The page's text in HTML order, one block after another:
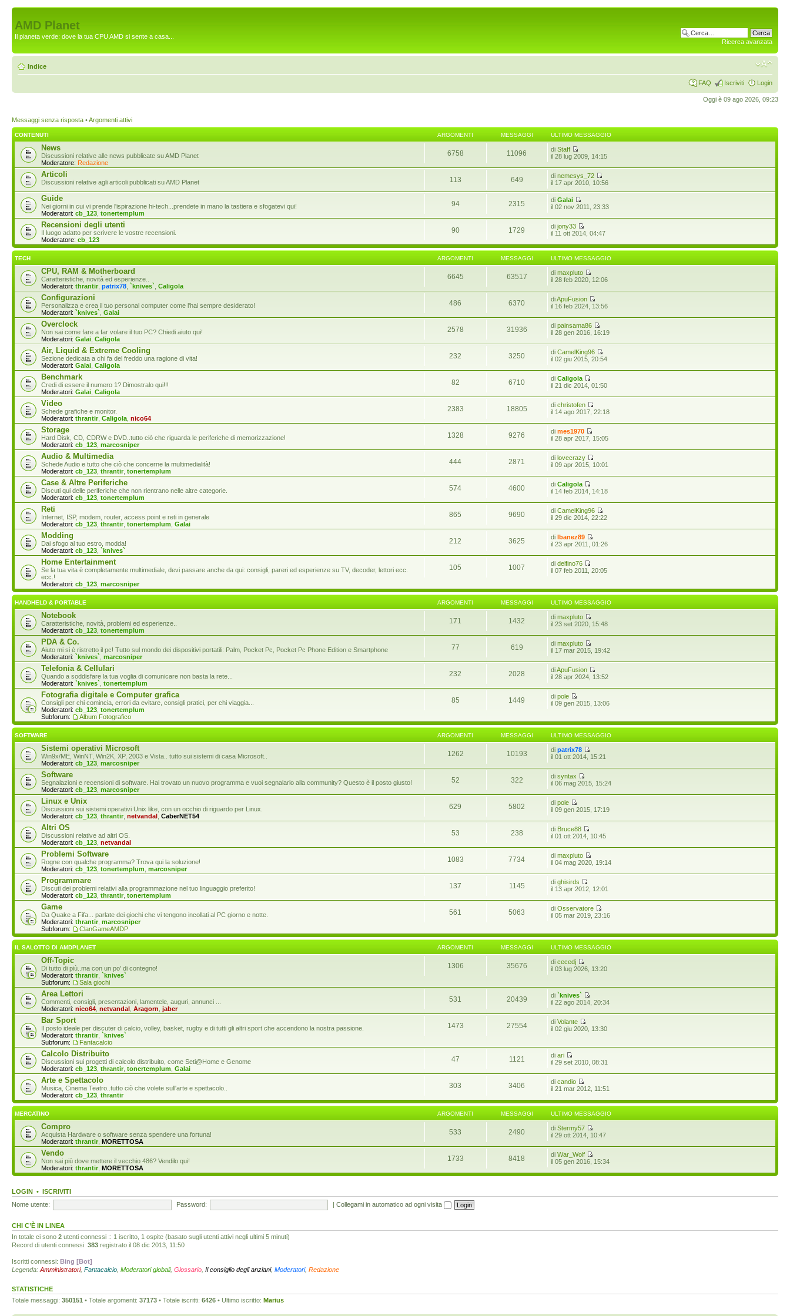
AMD Planet
Il pianeta verde: dove la tua CPU AMD si sente a casa...
Ricerca avanzata
Indice
FAQ Iscriviti Login
Oggi è 09 ago 2026, 09:23
Messaggi senza risposta •Argomenti attivi
CONTENUTI ARGOMENTI MESSAGGI ULTIMO MESSAGGIO
News
Discussioni relative alle news pubblicate su AMD Planet
Moderatore: Redazione
6758 11096 diStaff
il 28 lug 2009, 14:15
Articoli
Discussioni relative agli articoli pubblicati su AMD Planet 113 649 dinemesys_72
il 17 apr 2010, 10:56
Guide
Nei giorni in cui vi prende l'ispirazione hi-tech...prendete in mano la tastiera e sfogatevi qui!
Moderatori: cb_123 tonertemplum
94 2315 diGalai
il 02 nov 2011, 23:33
Recensioni degli utenti
Il luogo adatto per scrivere le vostre recensioni.
Moderatore: cb_123
90 1729 dijony33
il 11 ott 2014, 04:47
TECH ARGOMENTI MESSAGGI ULTIMO MESSAGGIO
CPU, RAM & Motherboard
Caratteristiche, novità ed esperienze..
Moderatori: thrantir patrix78 `knives` Caligola
6645 63517 dimaxpluto
il 28 feb 2020, 12:06
Configurazioni
Personalizza e crea il tuo personal computer come l'hai sempre desiderato!
Moderatori: `knives` Galai
486 6370 diApuFusion
il 16 feb 2024, 13:56
Overclock
Non sai come fare a far volare il tuo PC? Chiedi aiuto qui!
Moderatori: Galai Caligola
2578 31936 dipainsama86
il 28 gen 2016, 16:19
Air, Liquid & Extreme Cooling
Sezione dedicata a chi fa del freddo una ragione di vita!
Moderatori: Galai Caligola
232 3250 diCamelKing96
il 02 giu 2015, 20:54
Benchmark
Credi di essere il numero 1? Dimostralo qui!!!
Moderatori: Galai Caligola
82 6710 diCaligola
il 21 dic 2014, 01:50
Video
Schede grafiche e monitor.
Moderatori: thrantir, Caligola nico64
2383 18805 dichristofen
il 14 ago 2017, 22:18
Storage
Hard Disk, CD, CDRW e DVD..tutto ciò che riguarda le periferiche di memorizzazione!
Moderatori: cb_123 marcosniper
1328 9276 dimes1970
il 28 apr 2017, 15:05
Audio & Multimedia
Schede Audio e tutto che ciò che concerne la multimedialità!
Moderatori: cb_123 thrantir, tonertemplum
444 2871 dilovecrazy
il 09 apr 2015, 10:01
Case & Altre Periferiche
Discuti qui delle periferiche che non rientrano nelle altre categorie.
Moderatori: cb_123 tonertemplum
574 4600 diCaligola
il 14 feb 2014, 14:18
Reti
Internet, ISP, modem, router, access point e reti in generale
Moderatori: cb_123 thrantir, tonertemplum Galai
865 9690 diCamelKing96
il 29 dic 2014, 22:22
Modding
Dai sfogo al tuo estro, modda!
Moderatori: cb_123 `knives`
212 3625 diIbanez89
il 23 apr 2011, 01:26
Home Entertainment
Se la tua vita è completamente multimediale, devi passare anche da qui: consigli, pareri ed esperienze su TV, decoder, lettori ecc.
ecc.!
Moderatori: cb_123 marcosniper
105 1007 didelfino76
il 07 feb 2011, 20:05
HANDHELD & PORTABLE ARGOMENTI MESSAGGI ULTIMO MESSAGGIO
Notebook
Caratteristiche, novità, problemi ed esperienze..
Moderatori: cb_123 tonertemplum
171 1432 dimaxpluto
il 23 set 2020, 15:48
PDA & Co.
Aiuto mi si è ristretto il pc! Tutto sul mondo dei dispositivi portatili: Palm, Pocket Pc, Pocket Pc Phone Edition e Smartphone
Moderatori: `knives` marcosniper
77 619 dimaxpluto
il 17 mar 2015, 19:42
Telefonia & Cellulari
Quando a soddisfare la tua voglia di comunicare non basta la rete...
Moderatori: `knives` tonertemplum
232 2028 diApuFusion
il 28 apr 2024, 13:52
Fotografia digitale e Computer grafica
Consigli per chi comincia, errori da evitare, consigli pratici, per chi viaggia...
Moderatori: cb_123 tonertemplum
Subforum:
Album Fotografico
85 1449 dipole
il 09 gen 2015, 13:06
SOFTWARE ARGOMENTI MESSAGGI ULTIMO MESSAGGIO
Sistemi operativi Microsoft
Win9x/ME, WinNT, Win2K, XP, 2003 e Vista.. tutto sui sistemi di casa Microsoft..
Moderatori: cb_123 marcosniper
1262 10193 dipatrix78
il 01 ott 2014, 15:21
Software
Segnalazioni e recensioni di software. Hai trovato un nuovo programma e vuoi segnalarlo alla community? Questo è il posto giusto!
Moderatori: cb_123 marcosniper
52 322 disyntax
il 06 mag 2015, 15:24
Linux e Unix
Discussioni sui sistemi operativi Unix like, con un occhio di riguardo per Linux.
Moderatori: cb_123 thrantir, netvandal CaberNET54
629 5802 dipole
il 09 gen 2015, 17:19
Altri OS
Discussioni relative ad altri OS.
Moderatori: cb_123 netvandal
53 238 di Bruce88
il 01 ott 2014, 10:45
Problemi Software
Rogne con qualche programma? Trova qui la soluzione!
Moderatori: cb_123 tonertemplum marcosniper
1083 7734 dimaxpluto
il 04 mag 2020, 19:14
Programmare
Discuti dei problemi relativi alla programmazione nel tuo linguaggio preferito!
Moderatori: cb_123 thrantir, tonertemplum
137 1145 dighisirds
il 13 apr 2012, 12:01
Game
Da Quake a Fifa... parlate dei giochi che vi tengono incollati al PC giorno e notte.
Moderatori: thrantir, marcosniper
Subforum:
ClanGameAMDP
561 5063 diOsservatore
il 05 mar 2019, 23:16
IL SALOTTO DI AMDPLANET ARGOMENTI MESSAGGI ULTIMO MESSAGGIO
Off-Topic
Di tutto di più..ma con un po' di contegno!
Moderatori: thrantir `knives`
Subforum:
Sala giochi
1306 35676 dicecedj
il 03 lug 2026, 13:20
Area Lettori
Commenti, consigli, presentazioni, lamentele, auguri, annunci ...
Moderatori: nico64 netvandal Aragorn jaber
531 20439 di `knives`
il 22 ago 2014, 20:34
Bar Sport
Il posto ideale per discuter di calcio, volley, basket, rugby e di tutti gli altri sport che accendono la nostra passione.
Moderatori: thrantir, `knives`
Subforum:
Fantacalcio
1473 27554 diVolante
il 02 giu 2020, 13:30
Calcolo Distribuito
Discussioni sui progetti di calcolo distribuito, come Seti@Home e Genome
Moderatori: cb_123 thrantir, tonertemplum Galai
47 1121 diari
il 29 set 2010, 08:31
Arte e Spettacolo
Musica, Cinema Teatro..tutto ciò che volete sull'arte e spettacolo..
Moderatori: cb_123 thrantir
303 3406 dicandio
il 21 mar 2012, 11:51
MERCATINO ARGOMENTI MESSAGGI ULTIMO MESSAGGIO
Compro
Acquista Hardware o software senza spendere una fortuna!
Moderatori: thrantir MORETTOSA
533 2490 diStermy57
il 29 ott 2014, 10:47
Vendo
Non sai più dove mettere il vecchio 486? Vendilo qui!
Moderatori: thrantir, MORETTOSA
1733 8418 diWar_Wolf
il 05 gen 2016, 15:34
LOGIN • ISCRIVITI
Nome utente:
Password: |Collegami in automatico ad ogni visita
CHI C’È IN LINEA
In totale ci sono 2 utenti connessi :: 1 iscritto, 1 ospite (basato sugli utenti attivi negli ultimi 5 minuti)
Record di utenti connessi: 383 registrato il 08 dic 2013, 11:50
Iscritti connessi: Bing [Bot]
Legenda: Amministratori, Fantacalcio Moderatori globali, Glossario Il consiglio degli anziani, Moderatori, Redazione
STATISTICHE
Totale messaggi: 350151 • Totale argomenti: 37173 • Totale iscritti: 6426 • Ultimo iscritto: Marius